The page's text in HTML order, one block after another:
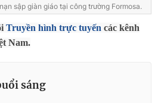
nạn sập giàn giáo tại công trường Formosa.
Truyền hình trực tuyến các kênh
Nam.
sáng